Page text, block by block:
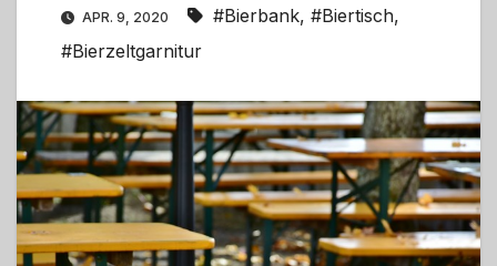
APR. 9, 2020 #Bierbank, #Biertisch,
#Bierzeltgarnitur